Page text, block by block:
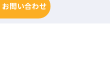
問い合わせ
TRIGER ALL RIGHTS RESERVED.